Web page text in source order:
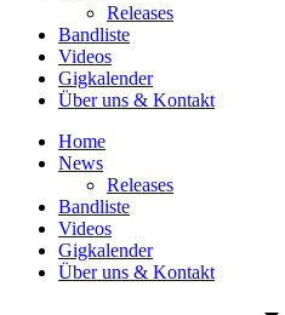
Releases
Bandliste
Videos
Gigkalender
Über uns & Kontakt
Home
News
Releases
Bandliste
Videos
Gigkalender
Über uns & Kontakt